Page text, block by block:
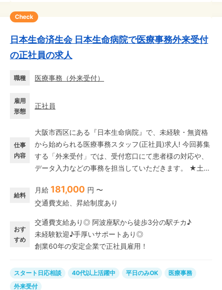
Check
日本生命済生会 日本生命病院で医療事務外来受付
の正社員の求人
職種 医療事務 （外来受付）
雇用
形態
正社員
仕事
内容
大阪市西区にある『日本生命病院』で、未経験・無資格
から始められる医療事務スタッフ(正社員)求人! 今回募集
する「外来受付」では、受付窓口にて患者様の対応や、
データ入力などの事務を担当していただきます。 ★土日
やすく、プライベートも子どもとの時間も大切にしなが
ら働けますよ♪ 家庭と両立したい方にピッタリ! ★最初に
ジションだから、やりがいたっぷり♪ カフェ・アパレル
販売・コンビニなどの接客経験を活かして、事務職デビ
ューが叶います◎ 保険や医療制度などの知識は、業務の
給料
月給 181,000 円 〜
交通費支給、昇給制度あり
おす
すめ
交通費支給あり◎ 阿波座駅から徒歩3分の駅チカ♪
未経験歓迎♪手厚いサポートあり◎
創業60年の安定企業で正社員雇用！
スタート日応相談 40代以上活躍中 平日のみOK
医療事務
外来受付